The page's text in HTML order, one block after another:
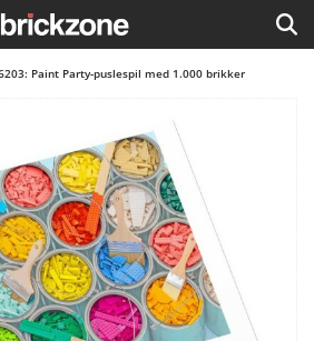
Paint Party-puslespil med 1.000 brikker